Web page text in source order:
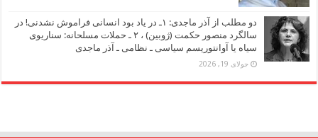
دو مطلب از آذر ماجدی: ۱ـ در یاد بود انسانی فراموش نشدنی! در
سالگرد منصور حکمت (ژوبین) ، ۲ ـ حملات مسلحانه: سناریوی
سیاه یا آوانتوریسم سیاسی ـ نظامی ـ آذر ماجدی
جولای 19, 2026